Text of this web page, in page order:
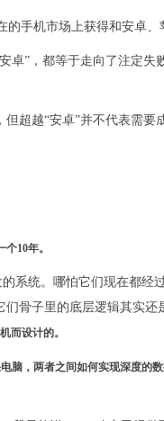
的手机市场上获得和安卓
卓”，都等于走向了注定
超越“安卓”并不代表需要
10年。
系统。哪怕它们现在都经
们骨子里的底层逻辑其实
而设计的。
脑，两者之间如何实现深度的